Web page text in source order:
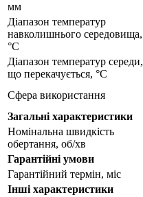
мм
Діапазон температур
навколишнього середовища,
°С
Діапазон температур середи,
що перекачується, °С
Сфера використання
Загальні характеристики
Номінальна швидкість
обертання, об/хв
Гарантійні умови
Гарантійний термін, міс
Інші характеристики